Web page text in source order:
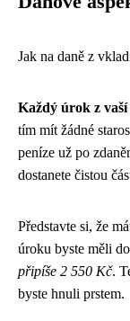
Jak na daně z
Každý úrok z
tím mít žádné
peníze už po
dostanete čistou
Představte si, že
úroku byste měli
připíše 2 550 Kč.
byste hnuli prstem.